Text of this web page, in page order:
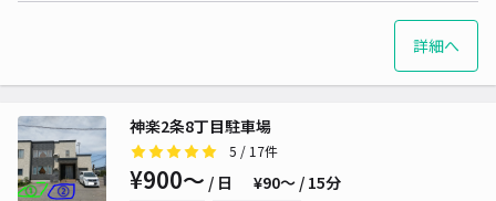
詳細へ
神楽2条8丁目駐車場
5 / 17件
¥900〜 / 日 ¥90〜 / 15分